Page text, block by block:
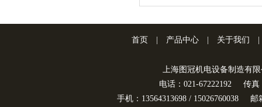
首页 产品中心 关于我们
上海图冠机电设备制造有
电话：021-67222192
传真
手机：13564313698 / 15026760038
邮